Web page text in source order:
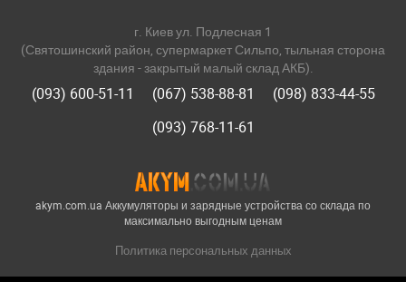
akym.com.ua Аккумуляторы и зарядные устройства со склада по
максимально выгодным ценам
Политика персональных данных
г. Киев ул. Подлесная 1
(Святошинский район, супермаркет Сильпо, тыльная сторона
здания - закрытый малый склад АКБ).
(093) 600-51-11 (067) 538-88-81
(098) 833-44-55
(093) 768-11-61